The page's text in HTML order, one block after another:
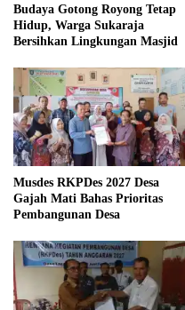
Budaya Gotong Royong Tetap
Hidup, Warga Sukaraja
Bersihkan Lingkungan Masjid
Musdes RKPDes 2027 Desa
Gajah Mati Bahas Prioritas
Pembangunan Desa